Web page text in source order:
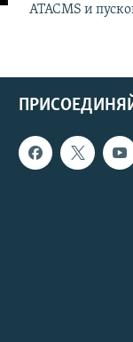
ATACMS и